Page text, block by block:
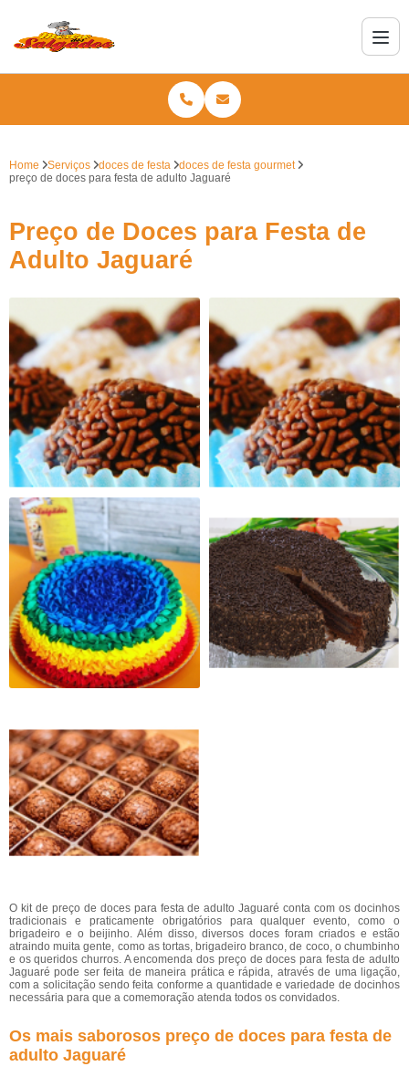
Home Serviços doces de festa
doces de festa gourmet
preço de doces para festa de adulto Jaguaré
Preço de Doces para Festa de
Adulto Jaguaré
O kit de preço de doces para festa de adulto Jaguaré conta com os docinhos
tradicionais e praticamente obrigatórios para qualquer evento, como o
brigadeiro e o beijinho. Além disso, diversos doces foram criados e estão
atraindo muita gente, como as tortas, brigadeiro branco, de coco, o chumbinho
e os queridos churros. A encomenda dos preço de doces para festa de adulto
Jaguaré pode ser feita de maneira prática e rápida, através de uma ligação,
com a solicitação sendo feita conforme a quantidade e variedade de docinhos
necessária para que a comemoração atenda todos os convidados.
Os mais saborosos preço de doces para festa de
adulto Jaguaré